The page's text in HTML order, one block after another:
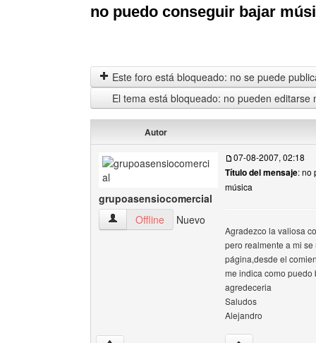
no puedo conseguir bajar
Este foro está bloqueado: no se puede
El tema está bloqueado: no pueden editarse
Autor
grupoasensiocomercial
grupoasensiocomercial Ver perfil del usuario
Offline Nuevo
07-08-2007, 02:18
Título del mensaje: no
música
Agradezco la valiosa
pero realmente a mi
página,desde el
me indica como puedo
agredeceria
Saludos
Alejandro